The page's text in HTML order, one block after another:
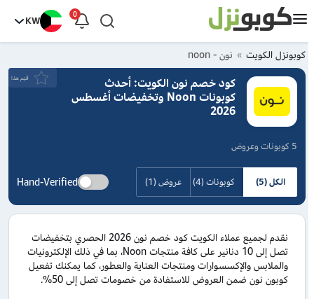
0
KW
كوبونزل الكويت نون - noon
كود خصم نون الكويت: أحدث
كوبونات Noon وتخفيضات أغسطس
2026
5 كوبونات وعروض
قيَم هذا
الكل (5) كوبونات (4) عروض (1) Hand-Verified
نقدم لجميع عملاء الكويت كود خصم نون 2026 الحصري بتخفيضات
تصل إلى 10 دنانير على كافة منتجات Noon، بما في ذلك الإلكترونيات
والملابس والإكسسوارات ومنتجات العناية والعطور، كما يمكنك تفعيل
كوبون نون ضمن العروض للاستفادة من خصومات تصل إلى 50%.